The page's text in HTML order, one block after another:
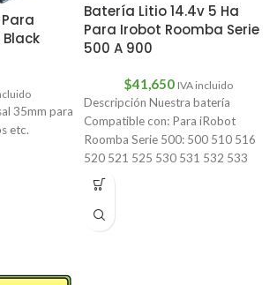
35mm para
etc.
Batería Litio 14.4v 5 Ha
Para Irobot Roomba Serie
500 A 900
$41,650 IVA incluido
Descripción Nuestra batería
Compatible con: Para iRobot
Roomba Serie 500: 500 510 516
520 521 525 530 531 532 533